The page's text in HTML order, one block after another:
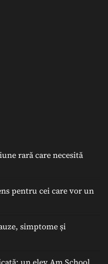
rară care necesită
pentru cei care vor un
simptome și